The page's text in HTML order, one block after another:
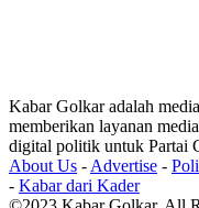
Kabar Golkar adalah
memberikan layanan
digital politik untuk Partai
About Us - Advertise -
- Kabar dari Kader